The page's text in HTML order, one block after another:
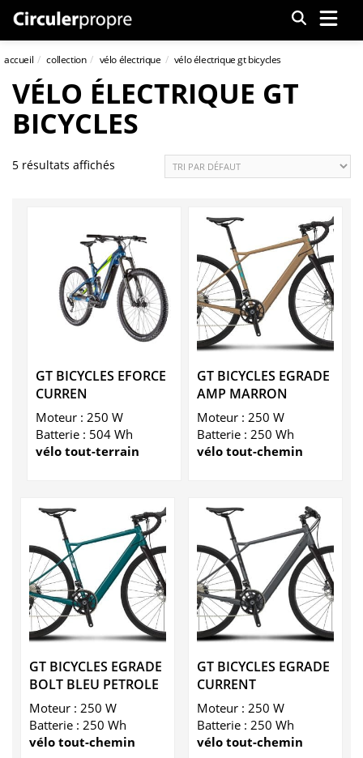
Menu
accueil collection vélo électrique vélo électrique gt bicycles
VÉLO ÉLECTRIQUE GT
BICYCLES
5 résultats affichés
GT BICYCLES EFORCE
CURREN
Moteur : 250 W
Batterie : 504 Wh
vélo tout-terrain
GT BICYCLES EGRADE
AMP MARRON
Moteur : 250 W
Batterie : 250 Wh
vélo tout-chemin
GT BICYCLES EGRADE
BOLT BLEU PETROLE
Moteur : 250 W
Batterie : 250 Wh
vélo tout-chemin
GT BICYCLES EGRADE
CURRENT
Moteur : 250 W
Batterie : 250 Wh
vélo tout-chemin